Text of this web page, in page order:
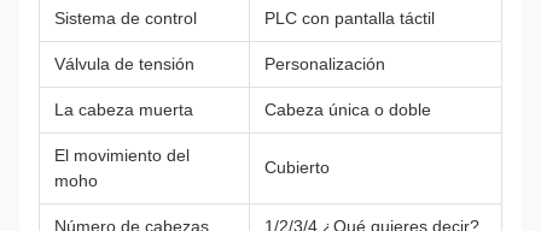
Sistema de control PLC con pantalla táctil
Válvula de tensión Personalización
La cabeza muerta Cabeza única o doble
El movimiento del
moho
Cubierto
Número de cabezas 1/2/3/4 ¿Qué quieres decir?